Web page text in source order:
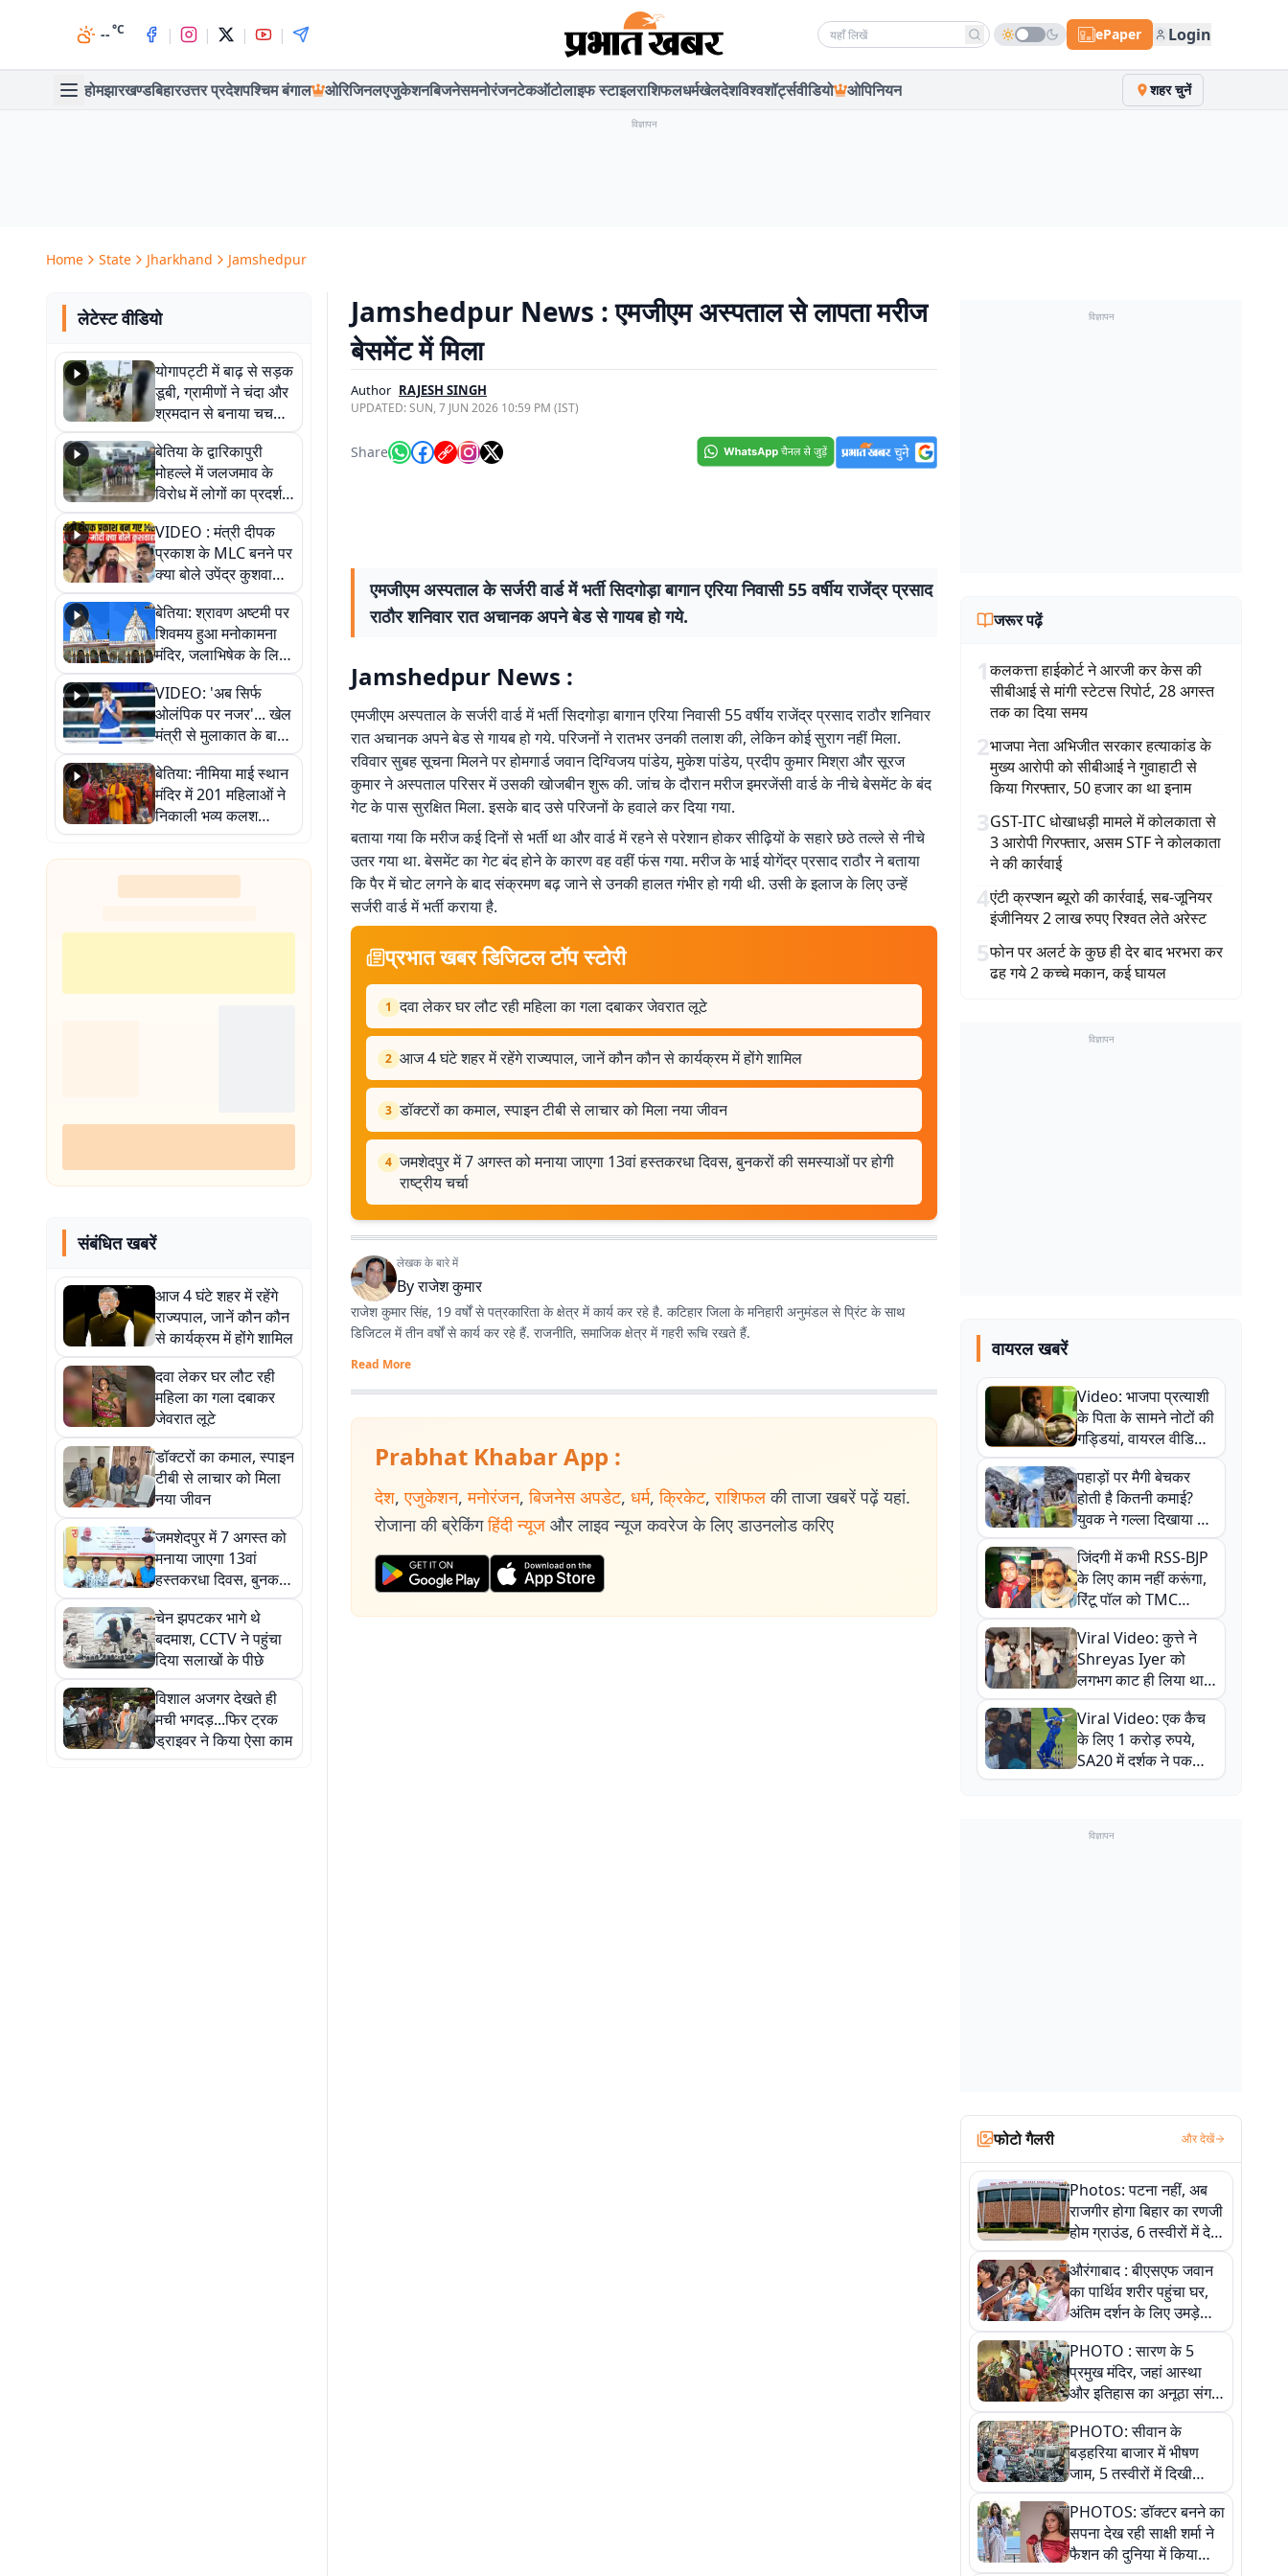
--°C | | | | Search news ePaper Login
होमझारखण्डबिहारउत्तर प्रदेशपश्चिम बंगाल ओरिजिनलएजुकेशनबिजनेसमनोरंजनटेकऑटोलाइफ स्टाइलराशिफलधर्मखेलदेशविश्वशॉर्ट्सवीडियो ओपिनियन शहर चुनें
विज्ञापन
Home State Jharkhand Jamshedpur
लेटेस्ट वीडियो
योगापट्टी में बाढ़ से सड़क
डूबी, ग्रामीणों ने चंदा और
श्रमदान से बनाया चचरी
पुल
बेतिया के द्वारिकापुरी
मोहल्ले में जलजमाव के
विरोध में लोगों का प्रदर्शन,
स्थायी समाधान की मांग
VIDEO : मंत्री दीपक
प्रकाश के MLC बनने पर
क्या बोले उपेंद्र कुशवाहा,
सुनिए
बेतिया: श्रावण अष्टमी पर
शिवमय हुआ मनोकामना
मंदिर, जलाभिषेक के लिए
लगी लंबी कतारें
VIDEO: 'अब सिर्फ
ओलंपिक पर नजर'... खेल
मंत्री से मुलाकात के बाद
जैसमीन लंबोरिया का बड़ा
बयान
बेतिया: नीमिया माई स्थान
मंदिर में 201 महिलाओं ने
निकाली भव्य कलश
शोभायात्रा, शिवलिंग
प्राण-प्रतिष्ठा महोत्सव
शुरू
संबंधित खबरें
आज 4 घंटे शहर में रहेंगे
राज्यपाल, जानें कौन कौन
से कार्यक्रम में होंगे शामिल
दवा लेकर घर लौट रही
महिला का गला दबाकर
जेवरात लूटे
डॉक्टरों का कमाल, स्पाइन
टीबी से लाचार को मिला
नया जीवन
जमशेदपुर में 7 अगस्त को
मनाया जाएगा 13वां
हस्तकरधा दिवस, बुनकरों
की समस्याओं पर होगी
राष्ट्रीय चर्चा
चेन झपटकर भागे थे
बदमाश, CCTV ने पहुंचा
दिया सलाखों के पीछे
विशाल अजगर देखते ही
मची भगदड़...फिर ट्रक
ड्राइवर ने किया ऐसा काम
Jamshedpur News : एमजीएम अस्पताल से लापता मरीज
बेसमेंट में मिला
Author RAJESH SINGH
UPDATED:SUN, 7 JUN 2026 10:59 PM (IST)
Share
एमजीएम अस्पताल के सर्जरी वार्ड में भर्ती सिदगोड़ा बागान एरिया निवासी 55 वर्षीय राजेंद्र प्रसाद
राठौर शनिवार रात अचानक अपने बेड से गायब हो गये.
Jamshedpur News :
एमजीएम अस्पताल के सर्जरी वार्ड में भर्ती सिदगोड़ा बागान एरिया निवासी 55 वर्षीय राजेंद्र प्रसाद राठौर शनिवार
रात अचानक अपने बेड से गायब हो गये. परिजनों ने रातभर उनकी तलाश की, लेकिन कोई सुराग नहीं मिला.
रविवार सुबह सूचना मिलने पर होमगार्ड जवान दिग्विजय पांडेय, मुकेश पांडेय, प्रदीप कुमार मिश्रा और सूरज
कुमार ने अस्पताल परिसर में उसकी खोजबीन शुरू की. जांच के दौरान मरीज इमरजेंसी वार्ड के नीचे बेसमेंट के बंद
गेट के पास सुरक्षित मिला. इसके बाद उसे परिजनों के हवाले कर दिया गया.
बताया गया कि मरीज कई दिनों से भर्ती था और वार्ड में रहने से परेशान होकर सीढ़ियों के सहारे छठे तल्ले से नीचे
उतर गया था. बेसमेंट का गेट बंद होने के कारण वह वहीं फंस गया. मरीज के भाई योगेंद्र प्रसाद राठौर ने बताया
कि पैर में चोट लगने के बाद संक्रमण बढ़ जाने से उनकी हालत गंभीर हो गयी थी. उसी के इलाज के लिए उन्हें
सर्जरी वार्ड में भर्ती कराया है.
प्रभात खबर डिजिटल टॉप स्टोरी
1 दवा लेकर घर लौट रही महिला का गला दबाकर जेवरात लूटे
2 आज 4 घंटे शहर में रहेंगे राज्यपाल, जानें कौन कौन से कार्यक्रम में होंगे शामिल
3 डॉक्टरों का कमाल, स्पाइन टीबी से लाचार को मिला नया जीवन
4 जमशेदपुर में 7 अगस्त को मनाया जाएगा 13वां हस्तकरधा दिवस, बुनकरों की समस्याओं पर होगी
राष्ट्रीय चर्चा
लेखक के बारे में
Byराजेश कुमार
राजेश कुमार सिंह, 19 वर्षों से पत्रकारिता के क्षेत्र में कार्य कर रहे है. कटिहार जिला के मनिहारी अनुमंडल से प्रिंट के साथ
डिजिटल में तीन वर्षों से कार्य कर रहे हैं. राजनीति, समाजिक क्षेत्र में गहरी रूचि रखते हैं.
Read More
Prabhat Khabar App :
देश, एजुकेशन, मनोरंजन, बिजनेस अपडेट, धर्म, क्रिकेट, राशिफल की ताजा खबरें पढ़ें यहां.
रोजाना की ब्रेकिंग हिंदी न्यूज और लाइव न्यूज कवरेज के लिए डाउनलोड करिए
विज्ञापन
जरूर पढ़ें
1कलकत्ता हाईकोर्ट ने आरजी कर केस की
सीबीआई से मांगी स्टेटस रिपोर्ट, 28 अगस्त
तक का दिया समय
2भाजपा नेता अभिजीत सरकार हत्याकांड के
मुख्य आरोपी को सीबीआई ने गुवाहाटी से
किया गिरफ्तार, 50 हजार का था इनाम
3GST-ITC धोखाधड़ी मामले में कोलकाता से
3 आरोपी गिरफ्तार, असम STF ने कोलकाता
ने की कार्रवाई
4एंटी क्रप्शन ब्यूरो की कार्रवाई, सब-जूनियर
इंजीनियर 2 लाख रुपए रिश्वत लेते अरेस्ट
5फोन पर अलर्ट के कुछ ही देर बाद भरभरा कर
ढह गये 2 कच्चे मकान, कई घायल
विज्ञापन
वायरल खबरें
Video: भाजपा प्रत्याशी
के पिता के सामने नोटों की
गड्डियां, वायरल वीडियो
से राजनीति में उबाल,
अजित महतो बोले- TMC
की गंदी चाल
पहाड़ों पर मैगी बेचकर
होती है कितनी कमाई?
युवक ने गल्ला दिखाया तो
नौकरी वालों के खड़े हो गए
कान
जिंदगी में कभी RSS-BJP
के लिए काम नहीं करूंगा,
रिंटू पॉल को TMC
ऑफिस में ले जाकर पीटा,
Video वायरल
Viral Video: कुत्ते ने
Shreyas Iyer को
लगभग काट ही लिया था,
न्यूजीलैंड सीरीज से पहले
बाल-बाल बचे
Viral Video: एक कैच
के लिए 1 करोड़ रुपये,
SA20 में दर्शक ने पकड़ा
एक हाथ से गजब का कैच
विज्ञापन
फोटो गैलरी और देखें
Photos: पटना नहीं, अब
राजगीर होगा बिहार का रणजी
होम ग्राउंड, 6 तस्वीरों में देखें
नए स्टेडियम की पूरी कहानी
औरंगाबाद : बीएसएफ जवान
का पार्थिव शरीर पहुंचा घर,
अंतिम दर्शन के लिए उमड़े
लोग
PHOTO : सारण के 5
प्रमुख मंदिर, जहां आस्था
और इतिहास का अनूठा संगम,
तस्वीरों में जानिए
PHOTO: सीवान के
बड़हरिया बाजार में भीषण
जाम, 5 तस्वीरों में दिखी
अव्यवस्था
PHOTOS: डॉक्टर बनने का
सपना देख रही साक्षी शर्मा ने
फैशन की दुनिया में किया